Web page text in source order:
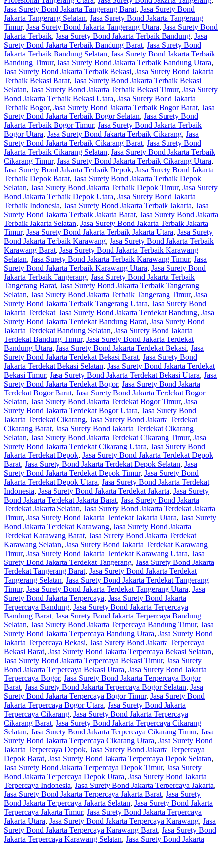
Jasa Surety Bond Jakarta Tangerang Barat, Jasa Surety Bond
Jakarta Tangerang Selatan, Jasa Surety Bond Jakarta Tangerang
Timur, Jasa Surety Bond Jakarta Tangerang Utara, Jasa Surety Bond
Jakarta Terbaik, Jasa Surety Bond Jakarta Terbaik Bandung, Jasa
Surety Bond Jakarta Terbaik Bandung Barat, Jasa Surety Bond
Jakarta Terbaik Bandung Selatan, Jasa Surety Bond Jakarta Terbaik
Bandung Timur, Jasa Surety Bond Jakarta Terbaik Bandung Utara,
Jasa Surety Bond Jakarta Terbaik Bekasi, Jasa Surety Bond Jakarta
Terbaik Bekasi Barat, Jasa Surety Bond Jakarta Terbaik Bekasi
Selatan, Jasa Surety Bond Jakarta Terbaik Bekasi Timur, Jasa Surety
Bond Jakarta Terbaik Bekasi Utara, Jasa Surety Bond Jakarta
Terbaik Bogor, Jasa Surety Bond Jakarta Terbaik Bogor Barat, Jasa
Surety Bond Jakarta Terbaik Bogor Selatan, Jasa Surety Bond
Jakarta Terbaik Bogor Timur, Jasa Surety Bond Jakarta Terbaik
Bogor Utara, Jasa Surety Bond Jakarta Terbaik Cikarang, Jasa
Surety Bond Jakarta Terbaik Cikarang Barat, Jasa Surety Bond
Jakarta Terbaik Cikarang Selatan, Jasa Surety Bond Jakarta Terbaik
Cikarang Timur, Jasa Surety Bond Jakarta Terbaik Cikarang Utara,
Jasa Surety Bond Jakarta Terbaik Depok, Jasa Surety Bond Jakarta
Terbaik Depok Barat, Jasa Surety Bond Jakarta Terbaik Depok
Selatan, Jasa Surety Bond Jakarta Terbaik Depok Timur, Jasa Surety
Bond Jakarta Terbaik Depok Utara, Jasa Surety Bond Jakarta
Terbaik Indonesia, Jasa Surety Bond Jakarta Terbaik Jakarta, Jasa
Surety Bond Jakarta Terbaik Jakarta Barat, Jasa Surety Bond Jakarta
Terbaik Jakarta Selatan, Jasa Surety Bond Jakarta Terbaik Jakarta
Timur, Jasa Surety Bond Jakarta Terbaik Jakarta Utara, Jasa Surety
Bond Jakarta Terbaik Karawang, Jasa Surety Bond Jakarta Terbaik
Karawang Barat, Jasa Surety Bond Jakarta Terbaik Karawang
Selatan, Jasa Surety Bond Jakarta Terbaik Karawang Timur, Jasa
Surety Bond Jakarta Terbaik Karawang Utara, Jasa Surety Bond
Jakarta Terbaik Tangerang, Jasa Surety Bond Jakarta Terbaik
Tangerang Barat, Jasa Surety Bond Jakarta Terbaik Tangerang
Selatan, Jasa Surety Bond Jakarta Terbaik Tangerang Timur, Jasa
Surety Bond Jakarta Terbaik Tangerang Utara, Jasa Surety Bond
Jakarta Terdekat, Jasa Surety Bond Jakarta Terdekat Bandung, Jasa
Surety Bond Jakarta Terdekat Bandung Barat, Jasa Surety Bond
Jakarta Terdekat Bandung Selatan, Jasa Surety Bond Jakarta
Terdekat Bandung Timur, Jasa Surety Bond Jakarta Terdekat
Bandung Utara, Jasa Surety Bond Jakarta Terdekat Bekasi, Jasa
Surety Bond Jakarta Terdekat Bekasi Barat, Jasa Surety Bond
Jakarta Terdekat Bekasi Selatan, Jasa Surety Bond Jakarta Terdekat
Bekasi Timur, Jasa Surety Bond Jakarta Terdekat Bekasi Utara, Jasa
Surety Bond Jakarta Terdekat Bogor, Jasa Surety Bond Jakarta
Terdekat Bogor Barat, Jasa Surety Bond Jakarta Terdekat Bogor
Selatan, Jasa Surety Bond Jakarta Terdekat Bogor Timur, Jasa
Surety Bond Jakarta Terdekat Bogor Utara, Jasa Surety Bond
Jakarta Terdekat Cikarang, Jasa Surety Bond Jakarta Terdekat
Cikarang Barat, Jasa Surety Bond Jakarta Terdekat Cikarang
Selatan, Jasa Surety Bond Jakarta Terdekat Cikarang Timur, Jasa
Surety Bond Jakarta Terdekat Cikarang Utara, Jasa Surety Bond
Jakarta Terdekat Depok, Jasa Surety Bond Jakarta Terdekat Depok
Barat, Jasa Surety Bond Jakarta Terdekat Depok Selatan, Jasa
Surety Bond Jakarta Terdekat Depok Timur, Jasa Surety Bond
Jakarta Terdekat Depok Utara, Jasa Surety Bond Jakarta Terdekat
Indonesia, Jasa Surety Bond Jakarta Terdekat Jakarta, Jasa Surety
Bond Jakarta Terdekat Jakarta Barat, Jasa Surety Bond Jakarta
Terdekat Jakarta Selatan, Jasa Surety Bond Jakarta Terdekat Jakarta
Timur, Jasa Surety Bond Jakarta Terdekat Jakarta Utara, Jasa Surety
Bond Jakarta Terdekat Karawang, Jasa Surety Bond Jakarta
Terdekat Karawang Barat, Jasa Surety Bond Jakarta Terdekat
Karawang Selatan, Jasa Surety Bond Jakarta Terdekat Karawang
Timur, Jasa Surety Bond Jakarta Terdekat Karawang Utara, Jasa
Surety Bond Jakarta Terdekat Tangerang, Jasa Surety Bond Jakarta
Terdekat Tangerang Barat, Jasa Surety Bond Jakarta Terdekat
Tangerang Selatan, Jasa Surety Bond Jakarta Terdekat Tangerang
Timur, Jasa Surety Bond Jakarta Terdekat Tangerang Utara, Jasa
Surety Bond Jakarta Terpercaya, Jasa Surety Bond Jakarta
Terpercaya Bandung, Jasa Surety Bond Jakarta Terpercaya
Bandung Barat, Jasa Surety Bond Jakarta Terpercaya Bandung
Selatan, Jasa Surety Bond Jakarta Terpercaya Bandung Timur, Jasa
Surety Bond Jakarta Terpercaya Bandung Utara, Jasa Surety Bond
Jakarta Terpercaya Bekasi, Jasa Surety Bond Jakarta Terpercaya
Bekasi Barat, Jasa Surety Bond Jakarta Terpercaya Bekasi Selatan,
Jasa Surety Bond Jakarta Terpercaya Bekasi Timur, Jasa Surety
Bond Jakarta Terpercaya Bekasi Utara, Jasa Surety Bond Jakarta
Terpercaya Bogor, Jasa Surety Bond Jakarta Terpercaya Bogor
Barat, Jasa Surety Bond Jakarta Terpercaya Bogor Selatan, Jasa
Surety Bond Jakarta Terpercaya Bogor Timur, Jasa Surety Bond
Jakarta Terpercaya Bogor Utara, Jasa Surety Bond Jakarta
Terpercaya Cikarang, Jasa Surety Bond Jakarta Terpercaya
Cikarang Barat, Jasa Surety Bond Jakarta Terpercaya Cikarang
Selatan, Jasa Surety Bond Jakarta Terpercaya Cikarang Timur, Jasa
Surety Bond Jakarta Terpercaya Cikarang Utara, Jasa Surety Bond
Jakarta Terpercaya Depok, Jasa Surety Bond Jakarta Terpercaya
Depok Barat, Jasa Surety Bond Jakarta Terpercaya Depok Selatan,
Jasa Surety Bond Jakarta Terpercaya Depok Timur, Jasa Surety
Bond Jakarta Terpercaya Depok Utara, Jasa Surety Bond Jakarta
Terpercaya Indonesia, Jasa Surety Bond Jakarta Terpercaya Jakarta,
Jasa Surety Bond Jakarta Terpercaya Jakarta Barat, Jasa Surety
Bond Jakarta Terpercaya Jakarta Selatan, Jasa Surety Bond Jakarta
Terpercaya Jakarta Timur, Jasa Surety Bond Jakarta Terpercaya
Jakarta Utara, Jasa Surety Bond Jakarta Terpercaya Karawang, Jasa
Surety Bond Jakarta Terpercaya Karawang Barat, Jasa Surety Bond
Jakarta Terpercaya Karawang Selatan, Jasa Surety Bond Jakarta